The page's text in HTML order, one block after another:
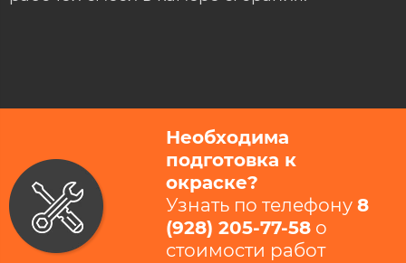
Необходима
подготовка к
окраске?
Узнать по телефону 8
(928) 205-77-58 ​ о
стоимости работ​